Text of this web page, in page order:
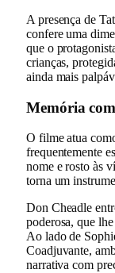
A presença de
confere uma
que o
crianças,
ainda mais
Memória
O filme atua
frequentemente
nome e rosto às
torna um
Don Cheadle
poderosa, que
Ao lado de
Coadjuvante,
narrativa com